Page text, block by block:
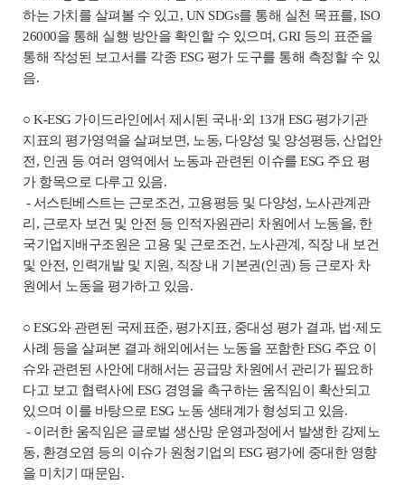
하는 가치를 살펴볼 수 있고, UN SDGs를 통해 실천 목표를, ISO
26000을 통해 실행 방안을 확인할 수 있으며, GRI 등의 표준을
통해 작성된 보고서를 각종 ESG 평가 도구를 통해 측정할 수 있
음.
○ K-ESG 가이드라인에서 제시된 국내·외 13개 ESG 평가기관
지표의 평가영역을 살펴보면, 노동, 다양성 및 양성평등, 산업안
전, 인권 등 여러 영역에서 노동과 관련된 이슈를 ESG 주요 평
가 항목으로 다루고 있음.
- 서스틴베스트는 근로조건, 고용평등 및 다양성, 노사관계관
리, 근로자 보건 및 안전 등 인적자원관리 차원에서 노동을, 한
국기업지배구조원은 고용 및 근로조건, 노사관계, 직장 내 보건
및 안전, 인력개발 및 지원, 직장 내 기본권(인권) 등 근로자 차
원에서 노동을 평가하고 있음.
○ ESG와 관련된 국제표준, 평가지표, 중대성 평가 결과, 법·제도
사례 등을 살펴본 결과 해외에서는 노동을 포함한 ESG 주요 이
슈와 관련된 사안에 대해서는 공급망 차원에서 관리가 필요하
다고 보고 협력사에 ESG 경영을 촉구하는 움직임이 확산되고
있으며 이를 바탕으로 ESG 노동 생태계가 형성되고 있음.
- 이러한 움직임은 글로벌 생산망 운영과정에서 발생한 강제노
동, 환경오염 등의 이슈가 원청기업의 ESG 평가에 중대한 영향
을 미치기 때문임.